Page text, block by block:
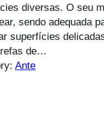
diversas. O seu
sendo adequada
superfícies
de…
Ante